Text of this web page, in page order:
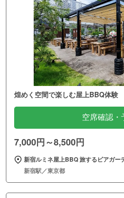
煌めく空間で楽しむ屋上BBQ体験
空席確認・
7,000円～8,500円
新宿ルミネ屋上BBQ 旅するビアガー
新宿駅／東京都